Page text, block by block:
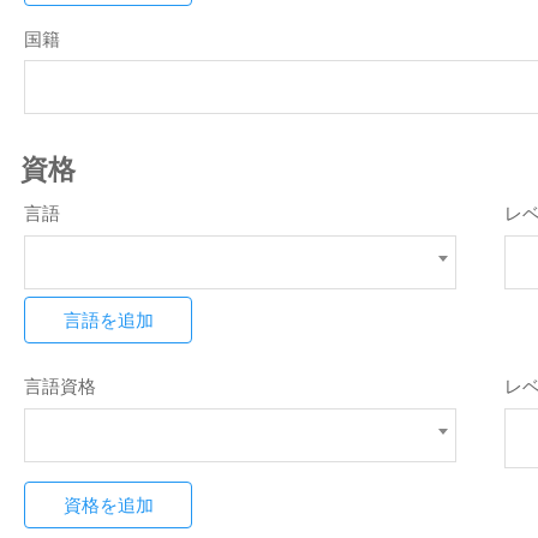
国籍
資格
言語 レ
言語を追加
言語資格 レ
資格を追加